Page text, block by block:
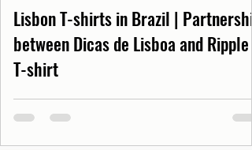
Lisbon T-shirts in Brazil | Partnership
between Dicas de Lisboa and Ripple
T-shirt